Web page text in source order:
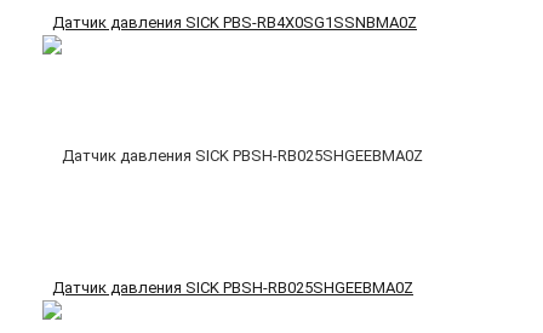
Датчик давления SICK PBS-RB4X0SG1SSNBMA0Z
Датчик давления SICK PBSH-RB025SHGEEBMA0Z